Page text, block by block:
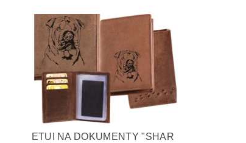
ETUI NA DOKUMENTY "SHAR